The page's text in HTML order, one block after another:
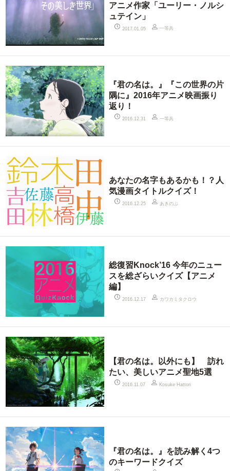
アニメ作家「ユーリー・ノルシ
ュテイン」
2017.01.05 一等兵
『君の名は。』『この世界の片
隅に』2016年アニメ映画振り
返り！
2016.12.31 一等兵
あなたの名字もあるかも！？人
気漫画タイトルクイズ！
2016.12.25 あきのぶ
総復習Knock’16 今年のニュー
スを総ざらいクイズ【アニメ
編】
2016.12.17 カワカミタクロウ
【君の名は。以外にも】 訪れ
たい、美しいアニメ聖地5選
2016.11.07 Kosuke Hattori
『君の名は。』を読み解く4つ
のキーワードクイズ